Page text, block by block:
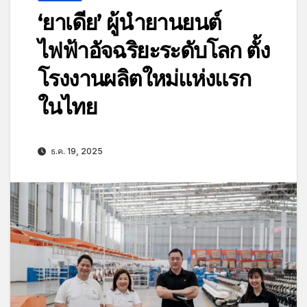
‘ยาเดีย’ ผู้นำยานยนต์
ไฟฟ้าอัจฉริยะระดับโลก ตั้ง
โรงงานผลิตใหม่แห่งแรก
ในไทย
ธ.ค. 19, 2025